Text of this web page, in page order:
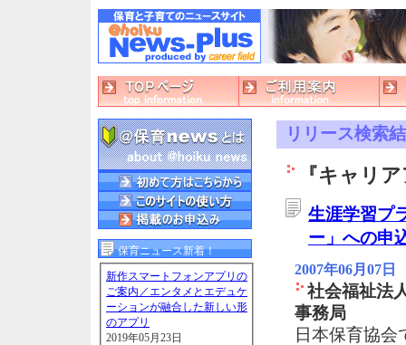
保育ニュース新着！
新作スマートフォンアプリの
ご案内／エンタメとエデュケ
ーションが融合した新しい形
のアプリ
2019年05月23日
リリース検索
『キャリ
生涯学習プ
ー」への申
2007年06月07日
社会福祉法
事務局
日本保育協会